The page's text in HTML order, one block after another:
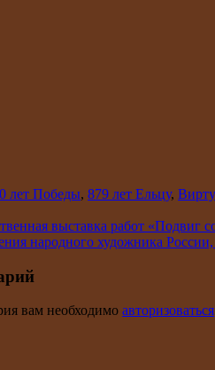
лет Победы, 879 лет Ельцу,
выставка работ «Подвиг
народного художника
вам необходимо авторизоваться